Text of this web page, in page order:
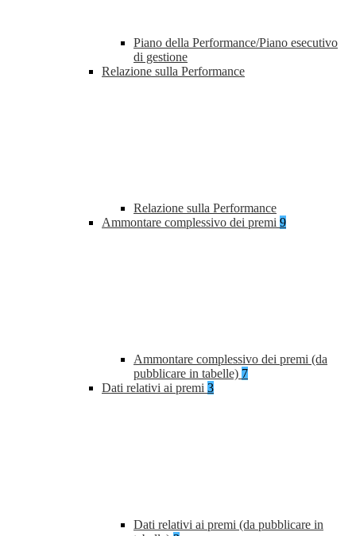
Piano della Performance/Piano esecutivo
di gestione
Relazione sulla Performance
Relazione sulla Performance
Ammontare complessivo dei premi 9
Ammontare complessivo dei premi (da
pubblicare in tabelle) 7
Dati relativi ai premi 3
Dati relativi ai premi (da pubblicare in